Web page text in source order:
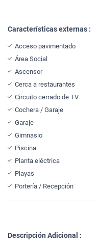
Características externas :
Acceso pavimentado
Área Social
Ascensor
Cerca a restaurantes
Circuito cerrado de TV
Cochera / Garaje
Garaje
Gimnasio
Piscina
Planta eléctrica
Playas
Portería / Recepción
Descripción Adicional :